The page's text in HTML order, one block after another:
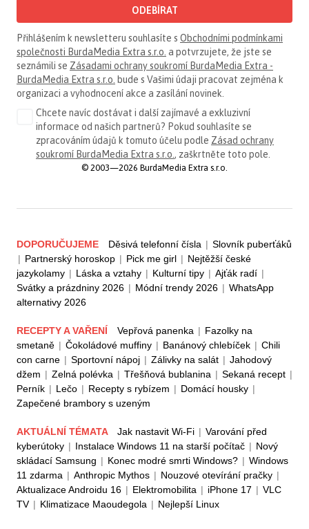
ODEBÍRAT
Přihlášením k newsletteru souhlasíte s Obchodními podmínkami
společnosti BurdaMedia Extra s.r.o. a potvrzujete, že jste se
seznámili se Zásadami ochrany soukromí BurdaMedia Extra -
BurdaMedia Extra s.r.o. bude s Vašimi údaji pracovat zejména k
organizaci a vyhodnocení akce a zasílání novinek.
Chcete navíc dostávat i další zajímavé a exkluzivní
informace od našich partnerů? Pokud souhlasíte se
zpracováním údajů k tomuto účelu podle Zásad ochrany
soukromí BurdaMedia Extra s.r.o. , zaškrtněte toto pole.
© 2003—2026 BurdaMedia Extra s.r.o.
DOPORUČUJEME Děsivá telefonní čísla | Slovník puberťáků
| Partnerský horoskop | Pick me girl | Nejtěžší české
jazykolamy | Láska a vztahy | Kulturní tipy | Ajťák radí |
Svátky a prázdniny 2026 | Módní trendy 2026 | WhatsApp
alternativy 2026
RECEPTY A VAŘENÍ Vepřová panenka | Fazolky na
smetaně | Čokoládové muffiny | Banánový chlebíček | Chili
con carne | Sportovní nápoj | Zálivky na salát | Jahodový
džem | Zelná polévka | Třešňová bublanina | Sekaná recept |
Perník | Lečo | Recepty s rybízem | Domácí housky |
Zapečené brambory s uzeným
AKTUÁLNÍ TÉMATA Jak nastavit Wi-Fi | Varování před
kyberútoky | Instalace Windows 11 na starší počítač | Nový
skládací Samsung | Konec modré smrti Windows? | Windows
11 zdarma | Anthropic Mythos | Nouzové otevírání pračky |
Aktualizace Androidu 16 | Elektromobilita | iPhone 17 | VLC
TV | Klimatizace Maoudegola | Nejlepší Linux